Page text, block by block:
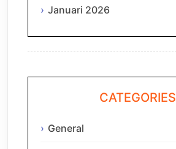
Januari 2026
CATEGORIES
General